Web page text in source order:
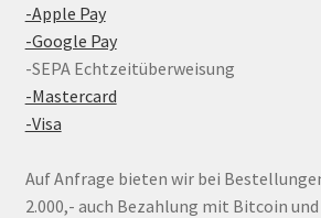
-Apple Pay
-Google Pay
-SEPA Echtzeitüberweisung
-Mastercard
-Visa
Auf Anfrage bieten wir bei
2.000,- auch Bezahlung mit Bitcoin